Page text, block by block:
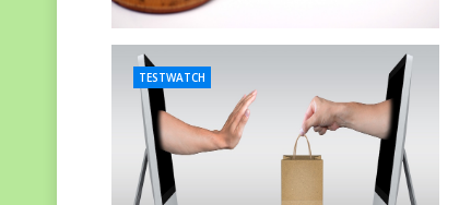
TESTWATCH